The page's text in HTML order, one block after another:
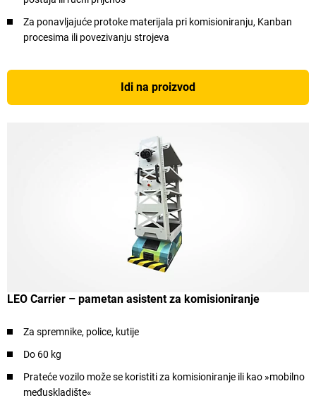
Za ponavljajuće protoke materijala pri komisioniranju, Kanban
procesima ili povezivanju strojeva
Idi na proizvod
LEO Carrier – pametan asistent za komisioniranje
Za spremnike, police, kutije
Do 60 kg
Prateće vozilo može se koristiti za komisioniranje ili kao »mobilno
međuskladište«